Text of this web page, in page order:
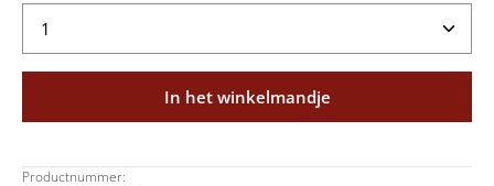
Producthoeveelheid: Voer de gewenste
In het winkelmandje
Productnummer: